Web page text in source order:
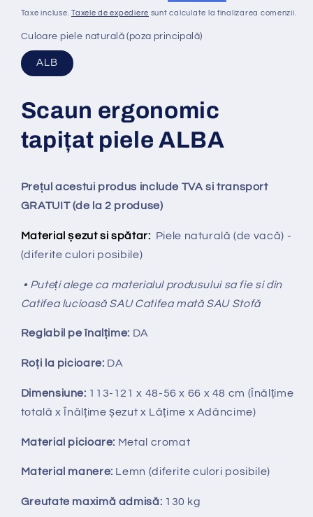
obișnuit
redus
Taxe incluse.Taxele de expediere sunt calculate la finalizarea comenzii.
Culoare piele naturală (poza principală)
ALB
Scaun ergonomic
tapițat piele ALBA
Prețul acestui produs include TVA si transport
GRATUIT (de la 2 produse)
Material șezut si spătar: Piele naturală (de vacă) -
(diferite culori posibile)
• Puteți alege ca materialul produsului sa fie si din
Catifea lucioasă SAU Catifea mată SAU Stofă
Reglabil peînal țime: DA
Roți la picioare: DA
Dimensiune: 113-121x 48-56 x 66 x 48 cm (Înălțime
totală x Înălțimeșezut x Lățime x Adâncime)
Material picioare: Metal cromat
Material manere: Lemn (diferite culori posibile)
Greutate maximă admisă: 130 kg